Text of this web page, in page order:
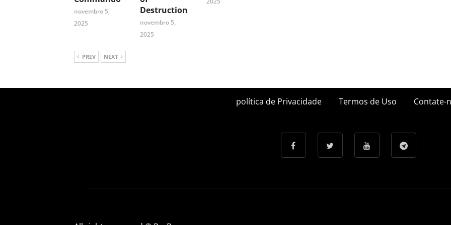
novembro 5,
2025
Destruction
novembro 5,
2025
PREV NEXT
política de Privacidade Termos de Uso Contate-